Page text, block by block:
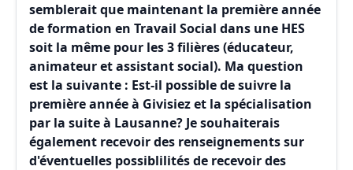
semblerait que maintenant la première année
de formation en Travail Social dans une HES
soit la même pour les 3 filières (éducateur,
animateur et assistant social). Ma question
est la suivante : Est-il possible de suivre la
première année à Givisiez et la spécialisation
par la suite à Lausanne? Je souhaiterais
également recevoir des renseignements sur
d'éventuelles possiblilités de recevoir des